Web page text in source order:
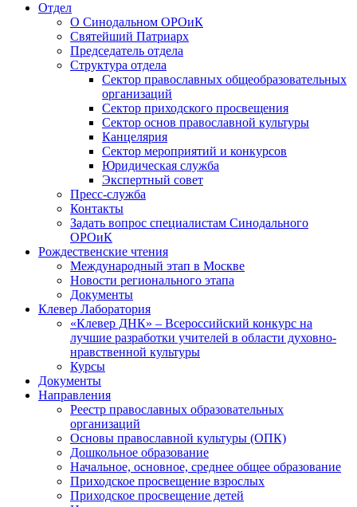
Отдел
О Синодальном ОРОиК
Святейший Патриарх
Председатель отдела
Структура отдела
Сектор православных общеобразовательных
организаций
Сектор приходского просвещения
Сектор основ православной культуры
Канцелярия
Сектор мероприятий и конкурсов
Юридическая служба
Экспертный совет
Пресс-служба
Контакты
Задать вопрос специалистам Синодального
ОРОиК
Рождественские чтения
Международный этап в Москве
Новости регионального этапа
Документы
Клевер Лаборатория
«Клевер ДНК» – Всероссийский конкурс на
лучшие разработки учителей в области духовно-
нравственной культуры
Курсы
Документы
Направления
Реестр православных образовательных
организаций
Основы православной культуры (ОПК)
Дошкольное образование
Начальное, основное, среднее общее образование
Приходское просвещение взрослых
Приходское просвещение детей